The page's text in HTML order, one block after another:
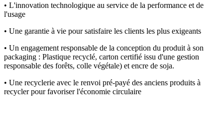
• L'innovation technologique au service de la performance et de
l'usage
• Une garantie à vie pour satisfaire les clients les plus exigeants
• Un engagement responsable de la conception du produit à son
packaging : Plastique recyclé, carton certifié issu d'une gestion
responsable des forêts, colle végétale) et encre de soja.
• Une recyclerie avec le renvoi pré-payé des anciens produits à
recycler pour favoriser l'économie circulaire